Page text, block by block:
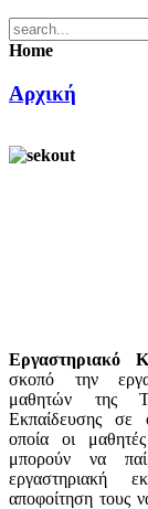
Home
Αρχική
Εργαστηριακό
σκοπό την
μαθητών της
Εκπαίδευσης σε
οποία οι
μπορούν να
εργαστηριακή
αποφοίτηση τους